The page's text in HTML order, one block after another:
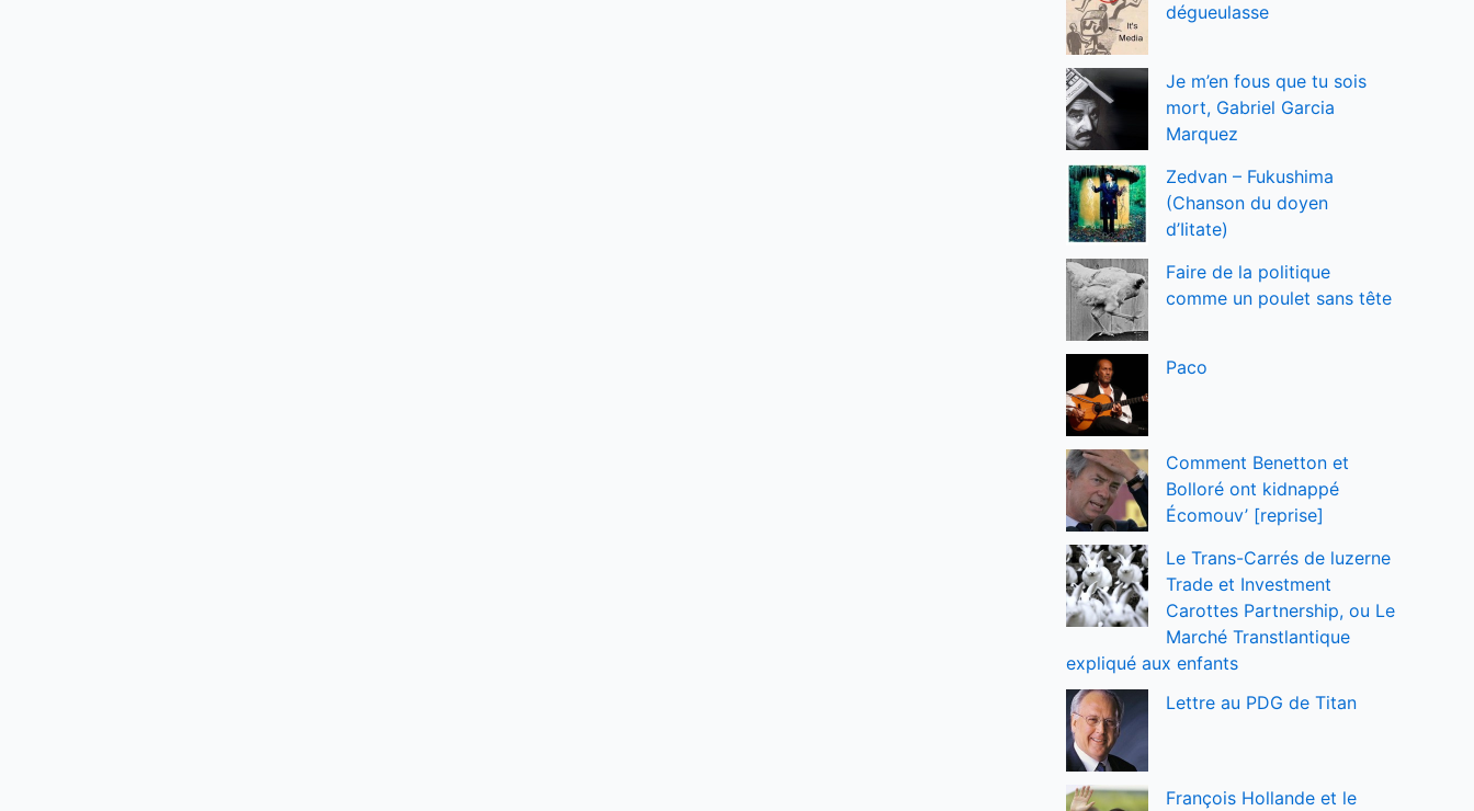
dégueulasse
Je m’en fous que tu sois
mort, Gabriel Garcia
Marquez
Zedvan – Fukushima
(Chanson du doyen
d’Iitate)
Faire de la politique
comme un poulet sans tête
Paco
Comment Benetton et
Bolloré ont kidnappé
Écomouv’ [reprise]
Le Trans-Carrés de luzerne
Trade et Investment
Carottes Partnership, ou Le
Marché Transtlantique
expliqué aux enfants
Lettre au PDG de Titan
François Hollande et le